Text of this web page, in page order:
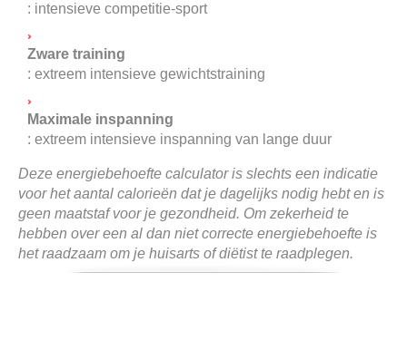
: intensieve competitie-sport
Zware training
: extreem intensieve gewichtstraining
Maximale inspanning
: extreem intensieve inspanning van lange duur
Deze energiebehoefte calculator is slechts een indicatie
voor het aantal calorieën dat je dagelijks nodig hebt en is
geen maatstaf voor je gezondheid. Om zekerheid te
hebben over een al dan niet correcte energiebehoefte is
het raadzaam om je huisarts of diëtist te raadplegen.